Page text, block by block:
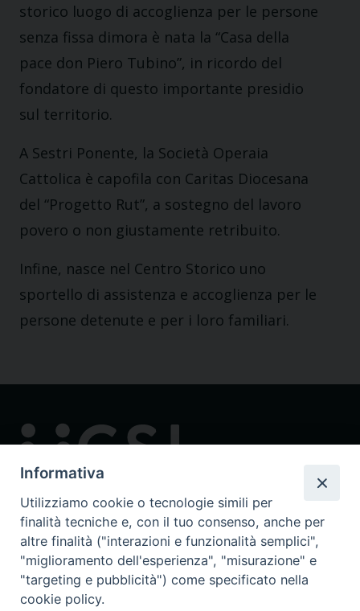
storico luogo di accoglienza per le persone
senza fissa dimora è nata la “Casa della
pace don Piero Tubino”, in ricordo del
fondatore di questo importante presidio
sul territorio.
A Sestri Ponente, la Società Operaia
Cattolica è capofila con Caritas Diocesana
del “Progetto Rut”, a sostegno del lavoro
povero o non giustamente retribuito.
Infine, nasce nel Centro Storico uno
sportello di assistenza e accoglienza per le
persone detenute e per i loro familiari.
Contatti
via in Lucina 16/a, 00186 Roma
tel: 0668802874
fax: 0645449621
Informativa
Utilizziamo cookie o tecnologie simili per
finalità tecniche e, con il tuo consenso, anche per
altre finalità ("interazioni e funzionalità semplici",
"miglioramento dell'esperienza", "misurazione" e
"targeting e pubblicità") come specificato nella
cookie policy.